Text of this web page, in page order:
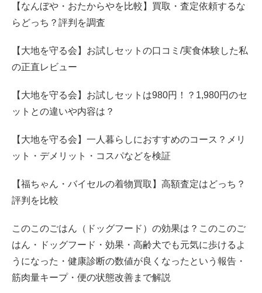
【なんぼや・おたからやを比較】買取・査定依頼するな
らどっち？評判を調査
【大地を守る会】お試しセットの口コミ/実食体験した私
の正直レビュー
【大地を守る会】お試しセットは980円！？1,980円のセ
ットとの違いや内容は？
【大地を守る会】一人暮らしにおすすめのコース？メリ
ット・デメリット・コスパなどを検証
【福ちゃん・バイセルの着物買取】高額査定はどっち？
評判を比較
このこのごはん（ドッグフード）の効果は？このこのご
はん・ドッグフード・効果・高齢犬でも元気に歩けるよ
うになった・健康診断の数値が良くなったという報告・
筋肉量キープ・便の状態改善まで解説